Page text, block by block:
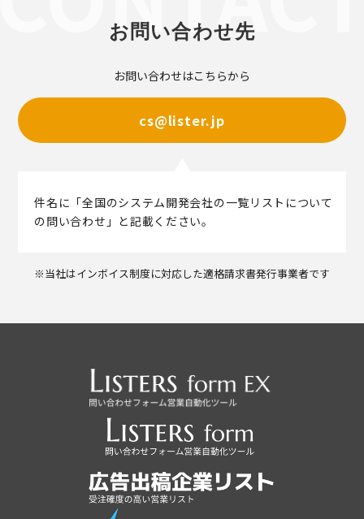
お問い合わせ先
お問い合わせはこちらから
cs@lister.jp
件名に「全国のシステム開発会社の一覧リストについて
の問い合わせ」と記載ください。
※当社はインボイス制度に対応した適格請求書発行事業者です